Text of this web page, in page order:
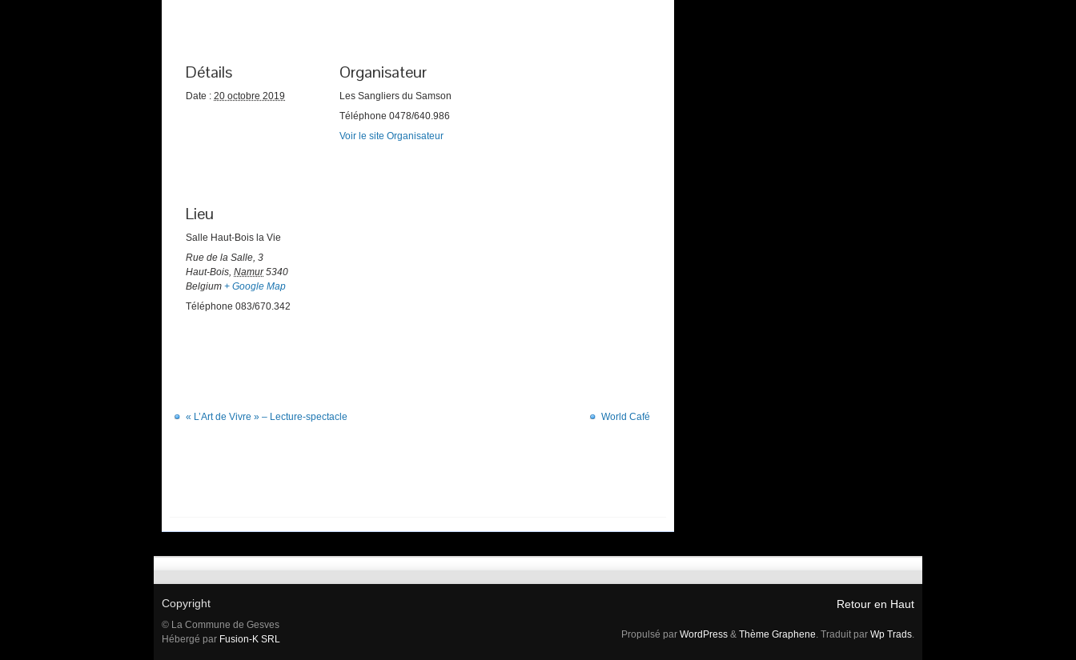
Détails
Date : 20 octobre 2019
Organisateur
Les Sangliers du Samson
Téléphone 0478/640.986
Voir le site Organisateur
Lieu
Salle Haut-Bois la Vie
Rue de la Salle, 3
Haut-Bois, Namur 5340
Belgium + Google Map
Téléphone 083/670.342
« L’Art de Vivre » – Lecture-spectacle World Café
Copyright
© La Commune de Gesves
Hébergé par Fusion-K SRL
Retour en Haut
Propulsé par WordPress & Thème Graphene. Traduit par Wp Trads.